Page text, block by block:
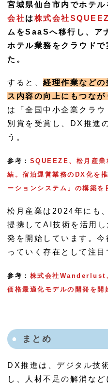
宮城県仙台市内でホテル
会社は 株式会社
ムをSaaSへ移行し、ア
ホテル業務をクラウド
た。
すると、 経理作業など
ス内容の向上にもつなが
は「全国中小企業クラ
別賞を受賞し、DX推進
う。
参考： SQUEEZE、松月産業
結。宿泊運営業務のDX化を
ーションシステム」の構築を
松月産業は2024年にも、
提携してAI技術を活用
発を開始しています。
っていく存在として注目
参考： 株式会社Wanderlust
価格最適化モデルの開発を開
まとめ
DX推進は、デジタル技
し、人材不足の解消な